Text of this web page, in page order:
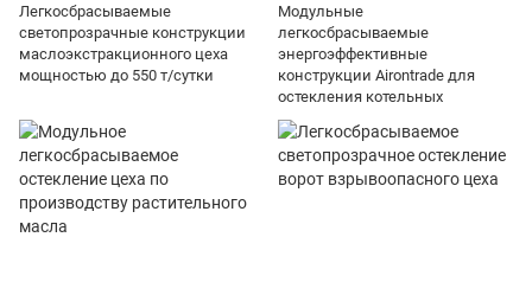
Легкосбрасываемые
светопрозрачные конструкции
маслоэкстракционного цеха
мощностью до 550 т/сутки
Модульные
легкосбрасываемые
энергоэффективные
конструкции Airontrade для
остекления котельных